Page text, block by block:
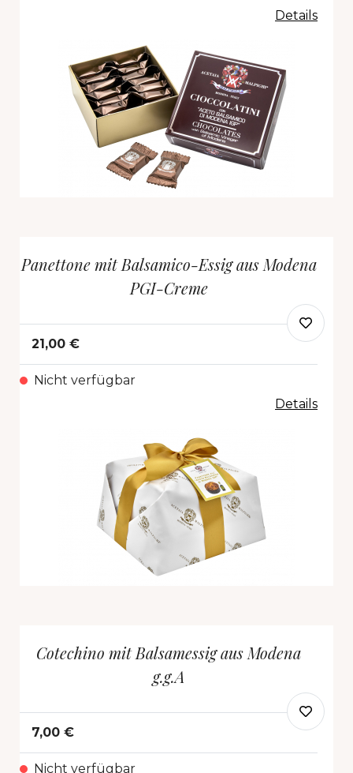
Details
Panettone mit Balsamico-Essig aus Modena
PGI-Creme
21,00 €
Nicht verfügbar
Details
Cotechino mit Balsamessig aus Modena
g.g.A
7,00 €
Nicht verfügbar